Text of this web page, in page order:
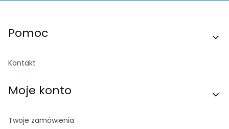
Linki w stopce
Pomoc
Kontakt
Moje konto
Twoje zamówienia